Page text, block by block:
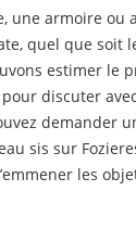
une armoire ou
quel que soit
estimer le
discuter
demander
sis sur
les